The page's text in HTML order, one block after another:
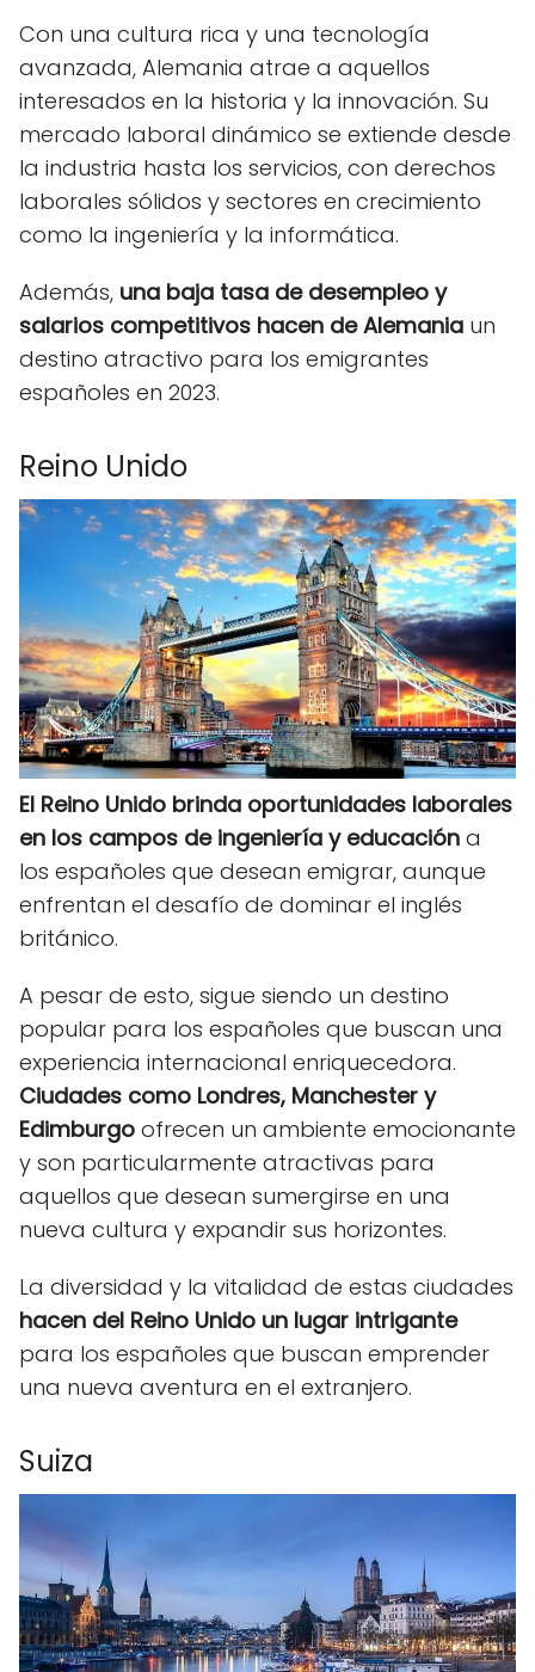
Con una cultura rica y una tecnología
avanzada, Alemania atrae a aquellos
interesados en la historia y la innovación. Su
mercado laboral dinámico se extiende desde
la industria hasta los servicios, con derechos
laborales sólidos y sectores en crecimiento
como la ingeniería y la informática.
Además, una baja tasa de desempleo y
salarios competitivos hacen de Alemania un
destino atractivo para los emigrantes
españoles en 2023.
Reino Unido
El Reino Unido brinda oportunidades laborales
en los campos de ingeniería y educación a
los españoles que desean emigrar, aunque
enfrentan el desafío de dominar el inglés
británico.
A pesar de esto, sigue siendo un destino
popular para los españoles que buscan una
experiencia internacional enriquecedora.
Ciudades como Londres, Manchester y
Edimburgo ofrecen un ambiente emocionante
y son particularmente atractivas para
aquellos que desean sumergirse en una
nueva cultura y expandir sus horizontes.
La diversidad y la vitalidad de estas ciudades
hacen del Reino Unido un lugar intrigante
para los españoles que buscan emprender
una nueva aventura en el extranjero.
Suiza